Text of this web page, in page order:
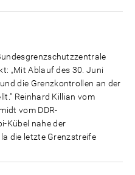
„Mit Ablauf des 30. Juni
die Grenzkontrollen an der
Reinhard Killian vom
vom DDR-
Kübel nahe der
die letzte Grenzstreife